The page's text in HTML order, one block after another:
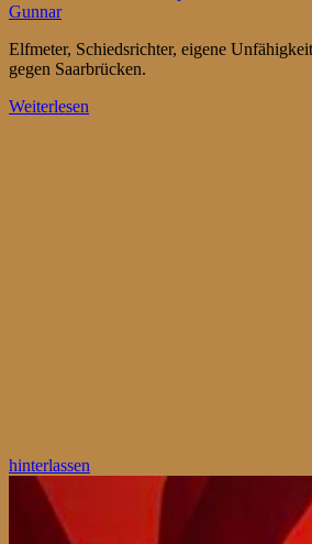
Gunnar
Elfmeter, Schiedsrichter, eigene
gegen Saarbrücken.
Weiterlesen
hinterlassen